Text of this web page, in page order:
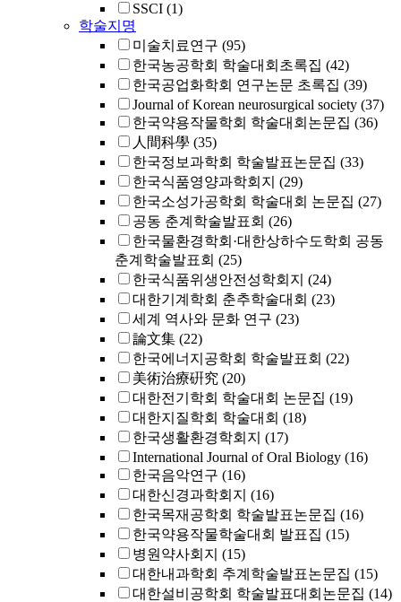
SSCI (1)
학술지명
미술치료연구 (95)
한국농공학회 학술대회초록집 (42)
한국공업화학회 연구논문 초록집 (39)
Journal of Korean neurosurgical society (37)
한국약용작물학회 학술대회논문집 (36)
人間科學 (35)
한국정보과학회 학술발표논문집 (33)
한국식품영양과학회지 (29)
한국소성가공학회 학술대회 논문집 (27)
공동 춘계학술발표회 (26)
한국물환경학회·대한상하수도학회 공동
춘계학술발표회 (25)
한국식품위생안전성학회지 (24)
대한기계학회 춘추학술대회 (23)
세계 역사와 문화 연구 (23)
論文集 (22)
한국에너지공학회 학술발표회 (22)
美術治療硏究 (20)
대한전기학회 학술대회 논문집 (19)
대한지질학회 학술대회 (18)
한국생활환경학회지 (17)
International Journal of Oral Biology (16)
한국음악연구 (16)
대한신경과학회지 (16)
한국목재공학회 학술발표논문집 (16)
한국약용작물학술대회 발표집 (15)
병원약사회지 (15)
대한내과학회 추계학술발표논문집 (15)
대한설비공학회 학술발표대회논문집 (14)